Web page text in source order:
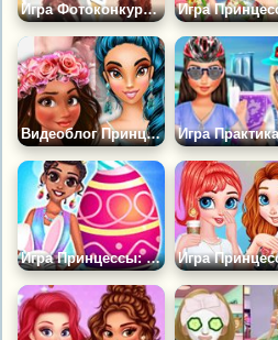
Игра Фотоконкурс Принцесс
Видеоблог Принцесс: Скоро Весна!
Игра Принцессы: Пасхальное Воскресенье